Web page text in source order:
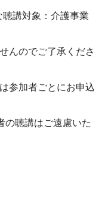
聴講対象：介護事業
んのでご了承くださ
参加者ごとにお申込
の聴講はご遠慮いた